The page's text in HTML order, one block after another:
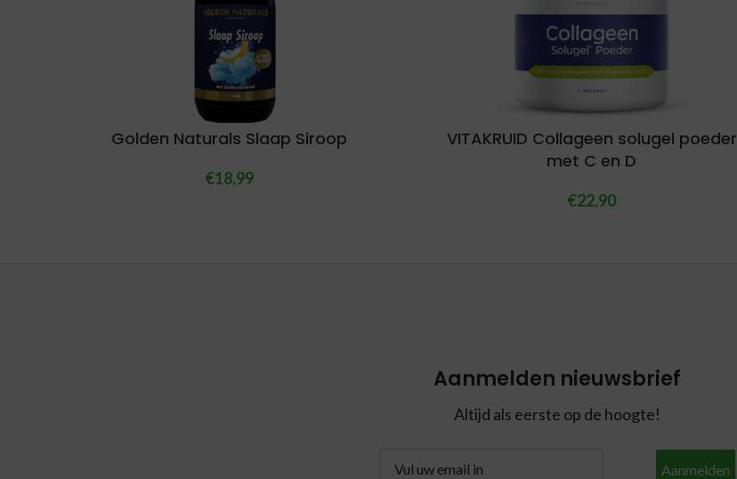
Golden Naturals Slaap Siroop
€18,99
VITAKRUID Collageen solugel poeder
met C en D
€22,90
Aanmelden nieuwsbrief
Altijd als eerste op de hoogte!
Aanmelden